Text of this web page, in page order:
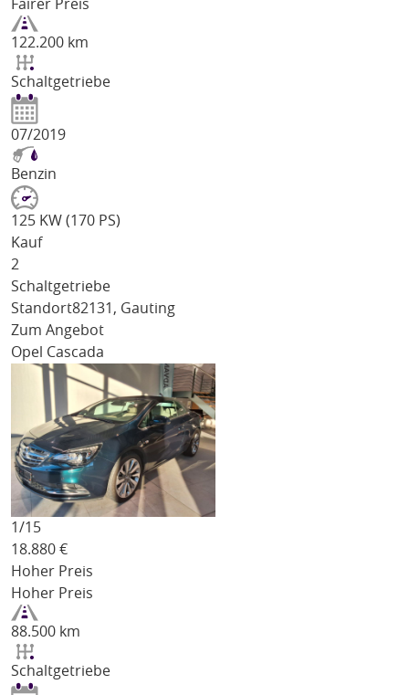
Fairer Preis
122.200 km
Schaltgetriebe
07/2019
Benzin
125 KW (170 PS)
Kauf
2
Schaltgetriebe
Standort82131, Gauting
Zum Angebot
Opel Cascada
1/15
18.880 €
Hoher Preis
Hoher Preis
88.500 km
Schaltgetriebe